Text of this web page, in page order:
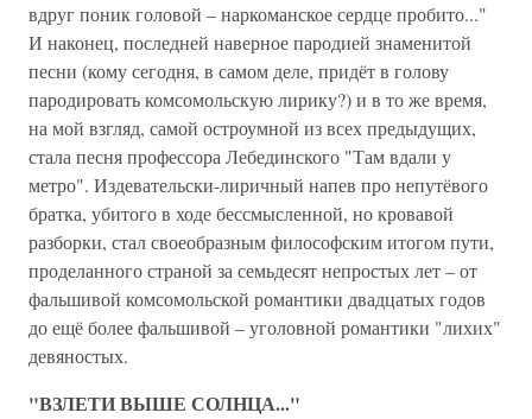
вдруг поник головой – наркоманское сердце пробито..."
И наконец, последней наверное пародией знаменитой
песни (кому сегодня, в самом деле, придёт в голову
пародировать комсомольскую лирику?) и в то же время,
на мой взгляд, самой остроумной из всех предыдущих,
стала песня профессора Лебединского "Там вдали у
метро". Издевательски-лиричный напев про непутёвого
братка, убитого в ходе бессмысленной, но кровавой
разборки, стал своеобразным философским итогом пути,
проделанного страной за семьдесят непростых лет – от
фальшивой комсомольской романтики двадцатых годов
до ещё более фальшивой – уголовной романтики "лихих"
девяностых.
"ВЗЛЕТИ ВЫШЕ СОЛНЦА..."